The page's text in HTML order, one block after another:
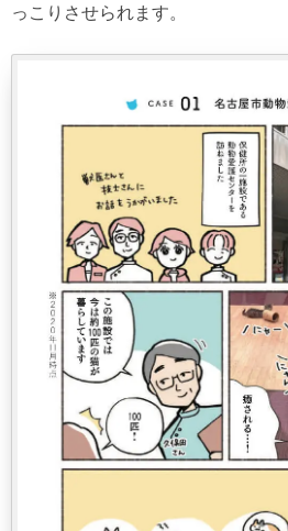
っこりさせられます。